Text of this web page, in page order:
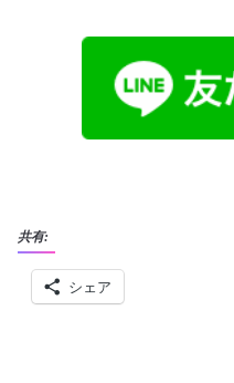
共有:
シェア